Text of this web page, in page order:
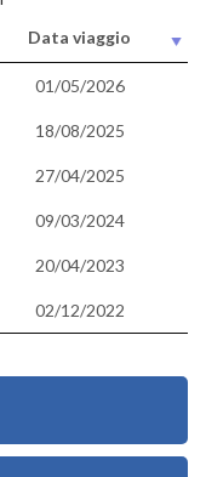
Data viaggio
01/05/2026
18/08/2025
27/04/2025
09/03/2024
20/04/2023
02/12/2022